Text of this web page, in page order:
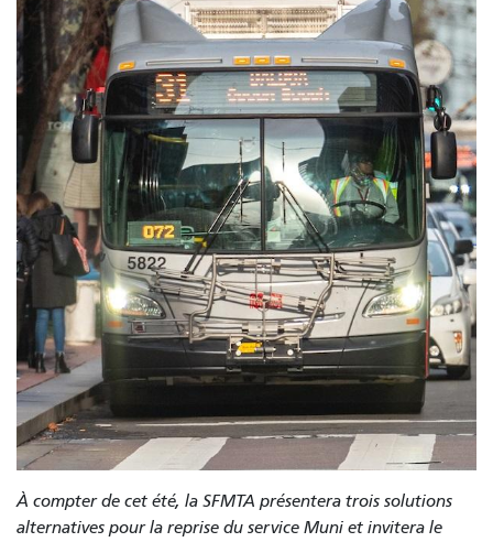
À compter de cet été, la SFMTA présentera trois solutions
alternatives pour la reprise du service Muni et invitera le